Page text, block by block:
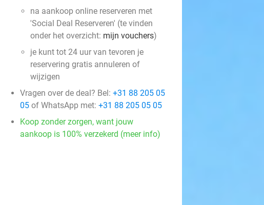
na aankoop online reserveren met
'Social Deal Reserveren' (te vinden
onder het overzicht: mijn vouchers)
je kunt tot 24 uur van tevoren je
reservering gratis annuleren of
wijzigen
Vragen over de deal? Bel: +31 88 205 05
05 of WhatsApp met: +31 88 205 05 05
Koop zonder zorgen, want jouw
aankoop is 100% verzekerd (meer info)